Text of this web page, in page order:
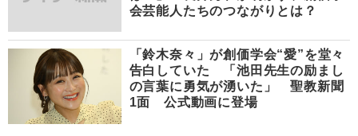
会芸能人たちのつながりとは？
「鈴木奈々」が創価学会“愛”を堂々
告白していた 「池田先生の励まし
の言葉に勇気が湧いた」 聖教新聞
1面 公式動画に登場